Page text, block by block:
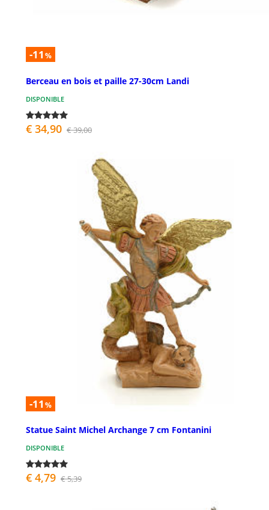
-11 %
Berceau en bois et paille 27-30cm Landi
DISPONIBLE
€ 34,90 € 39,00
-11 %
Statue Saint Michel Archange 7 cm Fontanini
DISPONIBLE
€ 4,79 € 5,39